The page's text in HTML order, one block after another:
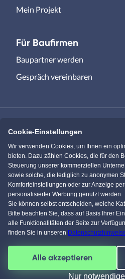
Mein Projekt
Für Baufirmen
Baupartner werden
Gespräch vereinbaren
Immowelt.de
Massivhaus.de
Einfamilienhaus.de
© 1996-2026 pw-
4,5
Cookie-Einstellungen
Wir verwenden Cookies, um Ihnen ein
bieten. Dazu zählen Cookies, die für den
Steuerung unserer kommerziellen
sowie solche, die lediglich zu anonymen
Komforteinstellungen oder zur Anzeige
personalisierter Werbung genutzt werden.
Sie können selbst entscheiden, welche
Bitte beachten Sie, dass auf Basis Ihrer
alle Funktionalitäten der Seite zur
finden Sie in unseren
Alle akzeptieren
Nur